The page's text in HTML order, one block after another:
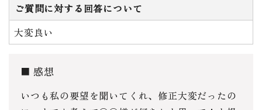
ご質問に対する回答について
大変良い
感想
いつも私の要望を聞いてくれ、修正大変だったの